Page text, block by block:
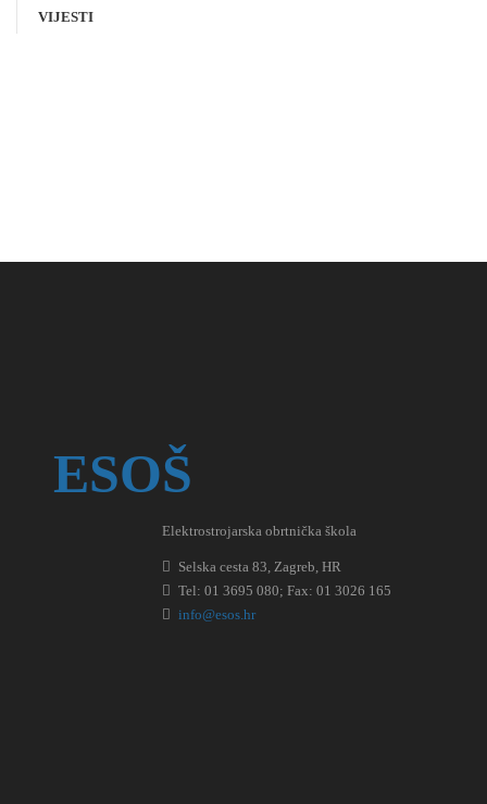
VIJESTI
ESOŠ
Elektrostrojarska obrtnička škola
Selska cesta 83, Zagreb, HR
Tel: 01 3695 080; Fax: 01 3026 165
info@esos.hr